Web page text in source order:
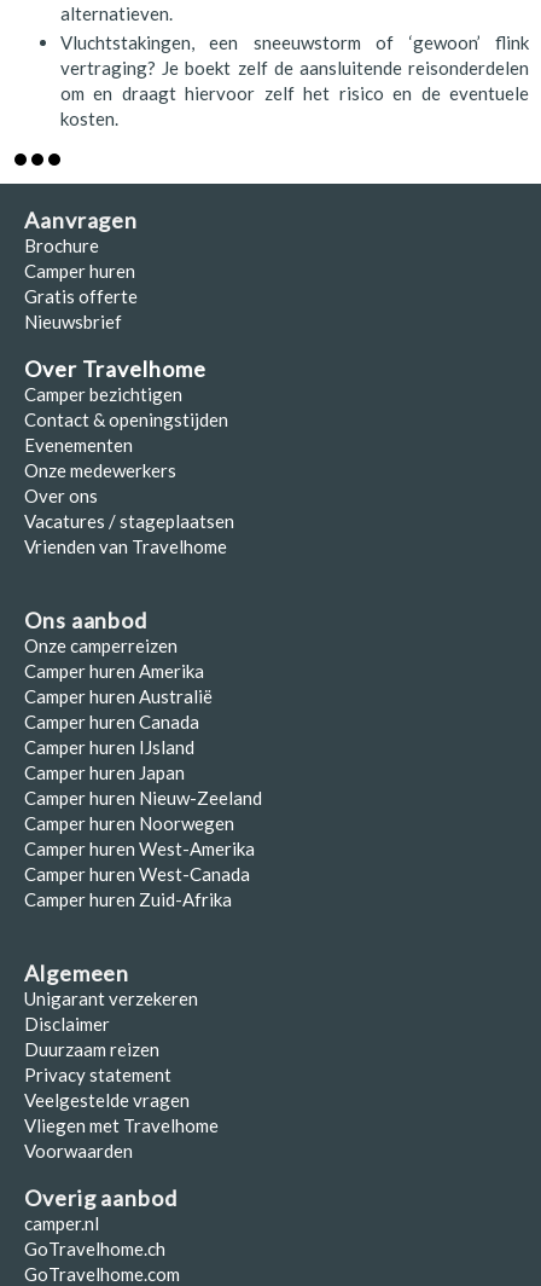
alternatieven.
Vluchtstakingen, een sneeuwstorm of ‘gewoon’ flink
vertraging? Je boekt zelf de aansluitende reisonderdelen
om en draagt hiervoor zelf het risico en de eventuele
kosten.
Aanvragen
Brochure
Camper huren
Gratis offerte
Nieuwsbrief
Over Travelhome
Camper bezichtigen
Contact & openingstijden
Evenementen
Onze medewerkers
Over ons
Vacatures / stageplaatsen
Vrienden van Travelhome
Ons aanbod
Onze camperreizen
Camper huren Amerika
Camper huren Australië
Camper huren Canada
Camper huren IJsland
Camper huren Japan
Camper huren Nieuw-Zeeland
Camper huren Noorwegen
Camper huren West-Amerika
Camper huren West-Canada
Camper huren Zuid-Afrika
Algemeen
Unigarant verzekeren
Disclaimer
Duurzaam reizen
Privacy statement
Veelgestelde vragen
Vliegen met Travelhome
Voorwaarden
Overig aanbod
camper.nl
GoTravelhome.ch
GoTravelhome.com